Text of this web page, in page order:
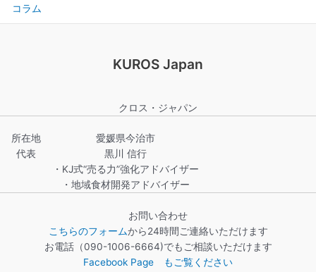
コラム
KUROS Japan
クロス・ジャパン
所在地
代表
愛媛県今治市
黒川 信行
・KJ式“売る力”強化アドバイザー
・地域食材開発アドバイザー
お問い合わせ
こちらのフォームから24時間ご連絡いただけます
お電話（090-1006-6664)でもご相談いただけます
Facebook Page もご覧ください